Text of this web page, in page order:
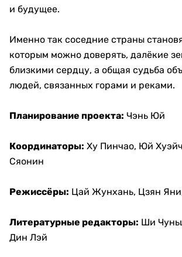
и будущее.
Именно так соседние страны
которым можно доверять, далёкие
близкими сердцу, а общая судьба
людей, связанных горами и реками.
Планирование проекта: Чэнь Юй
Координаторы: Ху Пинчао, Юй
Сяонин
Режиссёры: Цай Жунхань, Цзян
Литературные редакторы: Ши
Дин Лэй